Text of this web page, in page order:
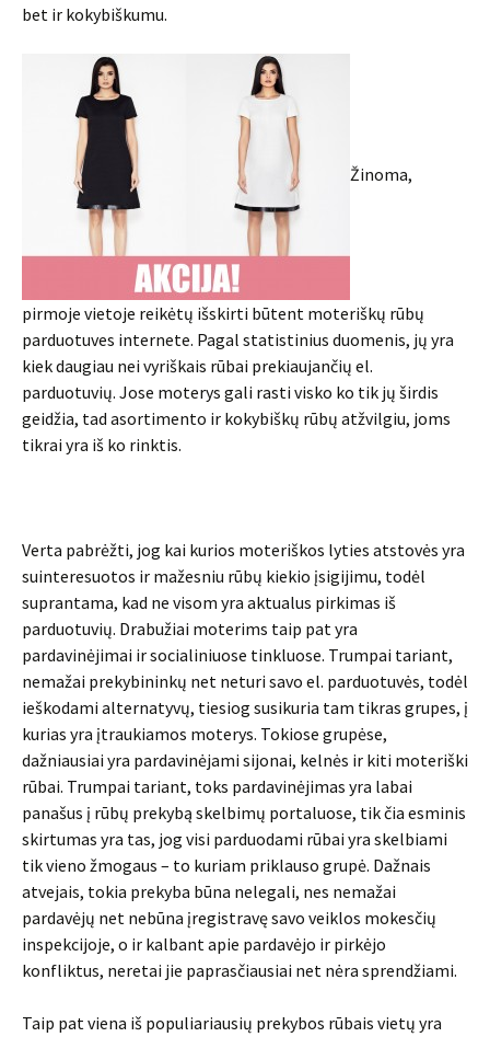
bet ir kokybiškumu.
Žinoma,
pirmoje vietoje reikėtų išskirti būtent moteriškų rūbų
parduotuves internete. Pagal statistinius duomenis, jų yra
kiek daugiau nei vyriškais rūbai prekiaujančių el.
parduotuvių. Jose moterys gali rasti visko ko tik jų širdis
geidžia, tad asortimento ir kokybiškų rūbų atžvilgiu, joms
tikrai yra iš ko rinktis.
Verta pabrėžti, jog kai kurios moteriškos lyties atstovės yra
suinteresuotos ir mažesniu rūbų kiekio įsigijimu, todėl
suprantama, kad ne visom yra aktualus pirkimas iš
parduotuvių. Drabužiai moterims taip pat yra
pardavinėjimai ir socialiniuose tinkluose. Trumpai tariant,
nemažai prekybininkų net neturi savo el. parduotuvės, todėl
ieškodami alternatyvų, tiesiog susikuria tam tikras grupes, į
kurias yra įtraukiamos moterys. Tokiose grupėse,
dažniausiai yra pardavinėjami sijonai, kelnės ir kiti moteriški
rūbai. Trumpai tariant, toks pardavinėjimas yra labai
panašus į rūbų prekybą skelbimų portaluose, tik čia esminis
skirtumas yra tas, jog visi parduodami rūbai yra skelbiami
tik vieno žmogaus – to kuriam priklauso grupė. Dažnais
atvejais, tokia prekyba būna nelegali, nes nemažai
pardavėjų net nebūna įregistravę savo veiklos mokesčių
inspekcijoje, o ir kalbant apie pardavėjo ir pirkėjo
konfliktus, neretai jie paprasčiausiai net nėra sprendžiami.
Taip pat viena iš populiariausių prekybos rūbais vietų yra